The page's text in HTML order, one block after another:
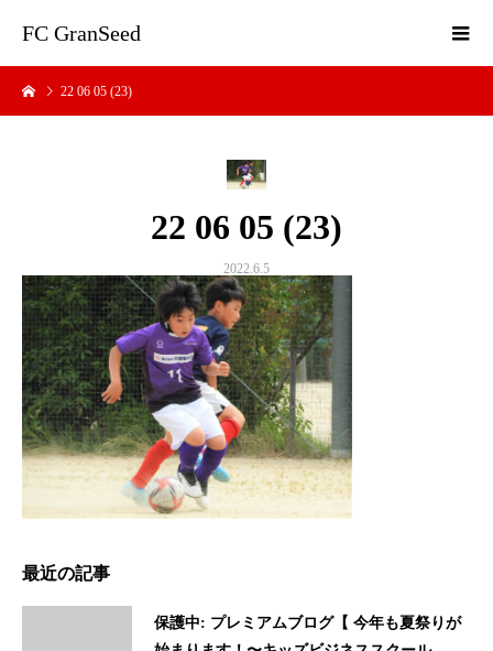
FC GranSeed
22 06 05 (23)
22 06 05 (23)
2022.6.5
最近の記事
保護中: プレミアムブログ【 今年も夏祭りが